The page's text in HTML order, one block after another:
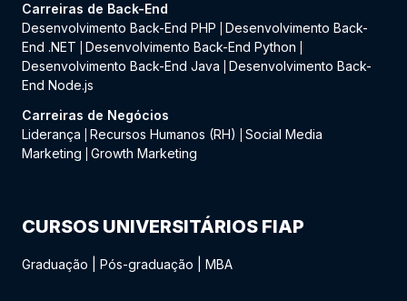
Carreiras de Back-End
Desenvolvimento Back-End PHP
Desenvolvimento Back-
End .NET
Desenvolvimento Back-End Python
Desenvolvimento Back-End Java
Desenvolvimento Back-
End Node.js
Carreiras de Negócios
Liderança
Recursos Humanos (RH)
Social Media
Marketing
Growth Marketing
CURSOS UNIVERSITÁRIOS FIAP
Graduação Pós-graduação MBA